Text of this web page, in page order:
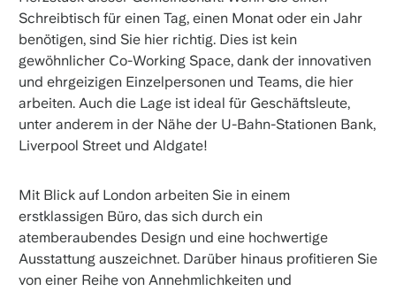
Schreibtisch für einen Tag, einen Monat oder ein Jahr
benötigen, sind Sie hier richtig. Dies ist kein
gewöhnlicher Co-Working Space, dank der innovativen
und ehrgeizigen Einzelpersonen und Teams, die hier
arbeiten. Auch die Lage ist ideal für Geschäftsleute,
unter anderem in der Nähe der U-Bahn-Stationen Bank,
Liverpool Street und Aldgate!
Mit Blick auf London arbeiten Sie in einem
erstklassigen Büro, das sich durch ein
atemberaubendes Design und eine hochwertige
Ausstattung auszeichnet. Darüber hinaus profitieren Sie
von einer Reihe von Annehmlichkeiten und